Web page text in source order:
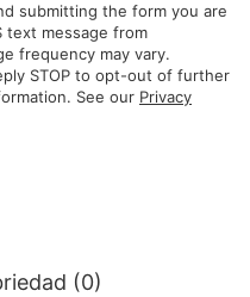
submitting the form you are
text message from
frequency may vary.
STOP to opt-out of further
See our Privacy
(0)